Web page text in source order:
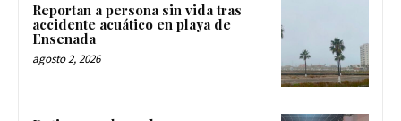
Reportan a persona sin vida tras
accidente acuático en playa de
Ensenada
agosto 2, 2026